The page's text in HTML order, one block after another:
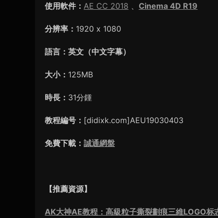
使用軟件： AE CC 2018 、 Cinema 4D R19
分辨率： 1920 x 1080
語言：英文（中文字幕）
大小： 125MB
時長： 31分鍾
教程編号： [didixk.com]AEU19030403
免費下載： 誠通網盤
【推薦資源】
AK大神AE教程：高級粒子撕裂劃痕三維LOGO标